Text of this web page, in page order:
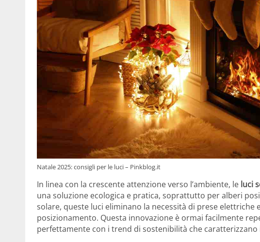
Natale 2025: consigli per le luci – Pinkblog.it
In linea con la crescente attenzione verso l’ambiente, le luci
una soluzione ecologica e pratica, soprattutto per alberi
solare, queste luci eliminano la necessità di prese
posizionamento. Questa innovazione è ormai facilmente
perfettamente con i trend di sostenibilità che caratterizzano